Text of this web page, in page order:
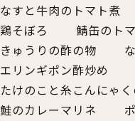
なすと牛肉のトマト煮
鶏そぼろ
鯖缶のト
きゅうりの酢の物
エリンギポン酢炒め
たけのこと糸こんにゃ
鮭のカレーマリネ